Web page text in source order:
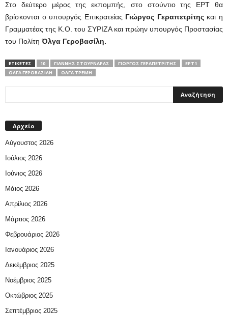
Στο δεύτερο μέρος της εκπομπής, στο στούντιο της ΕΡΤ θα
βρίσκονται ο υπουργός Επικρατείας Γιώργος Γεραπετρίτης και η
Γραμματέας της Κ.Ο. του ΣΥΡΙΖΑ και πρώην υπουργός Προστασίας
του ΠολίτηΌλγα Γεροβασίλη.
ΕΤΙΚΕΤΕΣ 10 ΓΙΆΝΝΗΣ ΣΤΟΥΡΝΆΡΑΣ ΓΙΏΡΓΟΣ ΓΕΡΑΠΕΤΡΊΤΗΣ
ΕΡΤ1
ΌΛΓΑ ΓΕΡΟΒΑΣΊΛΗ
ΌΛΓΑ ΤΡΈΜΗ
Αρχείο
Αύγουστος 2026
Ιούλιος 2026
Ιούνιος 2026
Μάιος 2026
Απρίλιος 2026
Μάρτιος 2026
Φεβρουάριος 2026
Ιανουάριος 2026
Δεκέμβριος 2025
Νοέμβριος 2025
Οκτώβριος 2025
Σεπτέμβριος 2025